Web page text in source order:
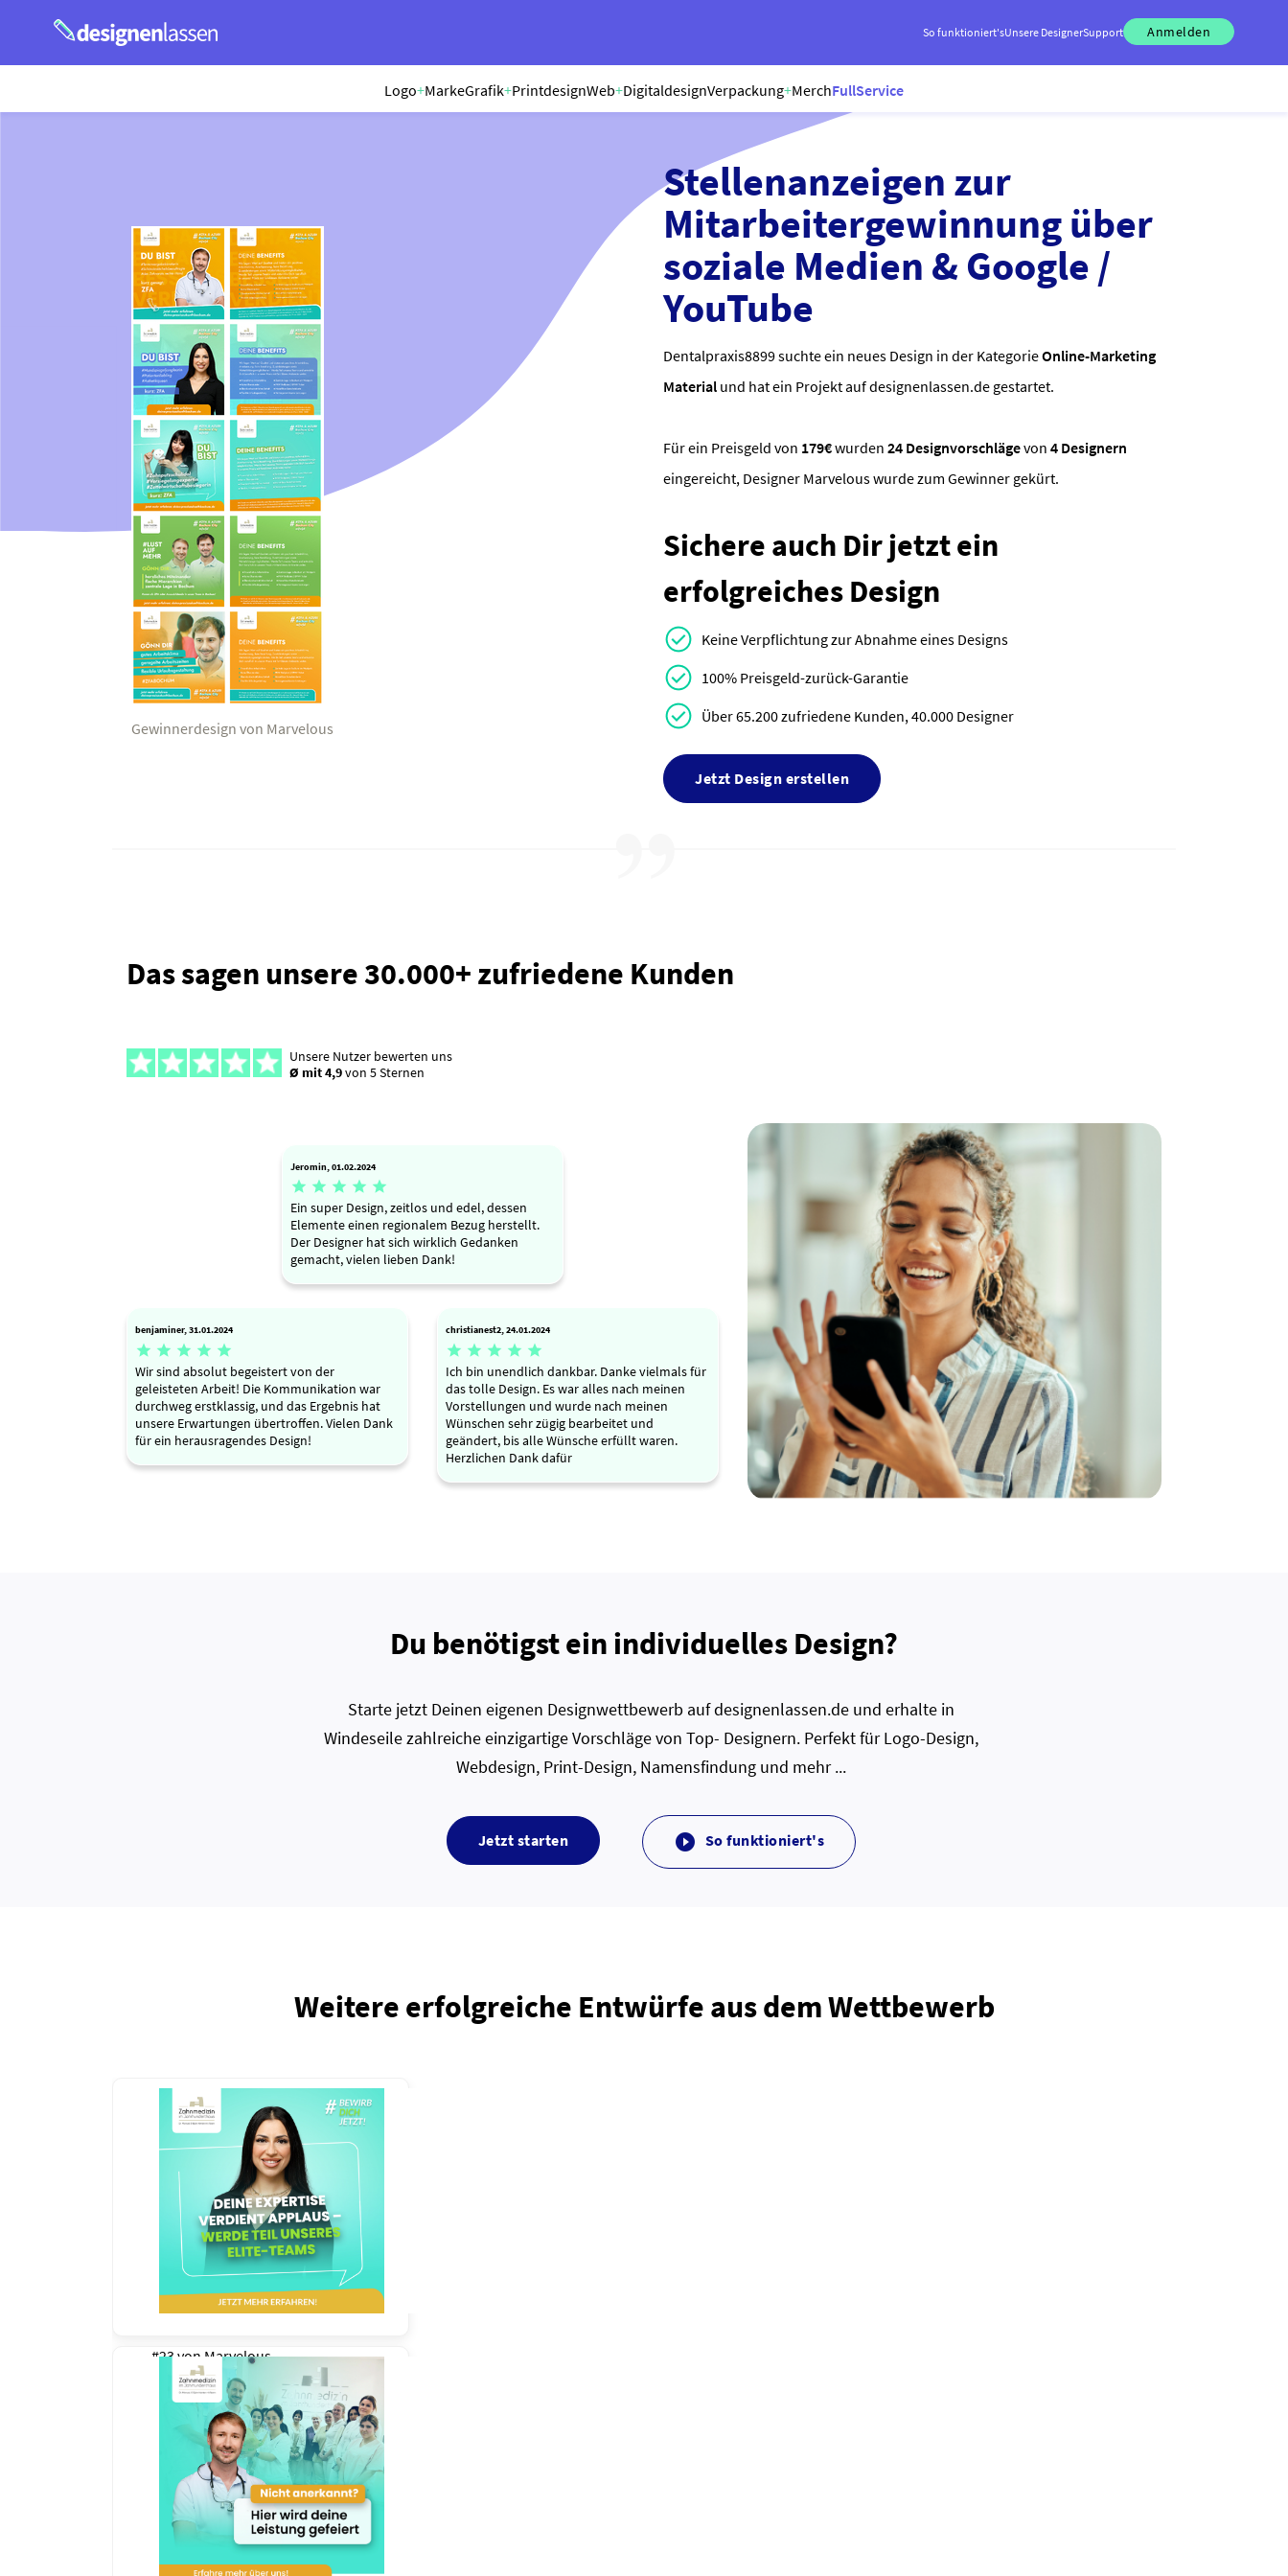
So funktioniert'sUnsere DesignerSupport Anmelden
Logo+MarkeGrafik+PrintdesignWeb+DigitaldesignVerpackung+MerchFullService
Gewinnerdesign von Marvelous
Stellenanzeigen zur
Mitarbeitergewinnung über
soziale Medien & Google /
YouTube
Dentalpraxis8899 suchte ein neues Design in der KategorieOnline-Marketing
Material und hat ein Projekt auf designenlassen.de gestartet.
Für ein Preisgeld von 179€wurden 24 Designvorschlägevon 4 Designern
eingereicht, Designer Marvelous wurde zum Gewinner gekürt.
Sichere auch Dir jetzt ein
erfolgreiches Design
Keine Verpflichtung zur Abnahme eines Designs
100% Preisgeld-zurück-Garantie
Über 65.200 zufriedene Kunden, 40.000 Designer
Jetzt Design erstellen
Das sagen unsere 30.000+ zufriedene Kunden
Unsere Nutzer bewerten uns
Ø mit 4,9von 5 Sternen
Jeromin, 01.02.2024
    
Ein super Design, zeitlos und edel, dessen
Elemente einen regionalem Bezug herstellt.
Der Designer hat sich wirklich Gedanken
gemacht, vielen lieben Dank!
benjaminer, 31.01.2024
    
Wir sind absolut begeistert von der
geleisteten Arbeit! Die Kommunikation war
durchweg erstklassig, und das Ergebnis hat
unsere Erwartungen übertroffen. Vielen Dank
für ein herausragendes Design!
christianest2, 24.01.2024
    
Ich bin unendlich dankbar. Danke vielmals für
das tolle Design. Es war alles nach meinen
Vorstellungen und wurde nach meinen
Wünschen sehr zügig bearbeitet und
geändert, bis alle Wünsche erfüllt waren.
Herzlichen Dank dafür
Du benötigst ein individuelles Design?
Starte jetzt Deinen eigenen Designwettbewerb auf designenlassen.de und erhalte in
Windeseile zahlreiche einzigartige Vorschläge von Top- Designern. Perfekt für Logo-Design,
Webdesign, Print-Design, Namensfindung und mehr ...
Jetzt starten  So funktioniert's
Weitere erfolgreiche Entwürfe aus dem Wettbewerb
#23 von Marvelous